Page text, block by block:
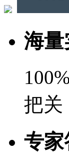
海量
把关
专家